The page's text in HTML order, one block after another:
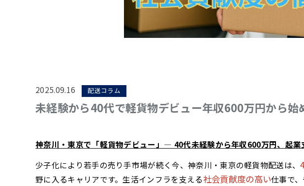
2025.09.16 配送コラム
未経験から40代で軽貨物デビュー年収600万円から
神奈川・東京で「軽貨物デビュー」— 40代未経験から年収600万円、起
少子化により若手の売り手市場が続く今、神奈川・東京の軽貨物配送は、
野に入るキャリアです。生活インフラを支える社会貢献度の高い仕事で